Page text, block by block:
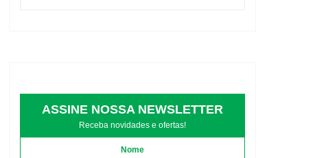
ASSINE NOSSA NEWSLETTER
Receba novidades e ofertas!
Nome